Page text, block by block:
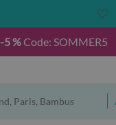
-5 %Code: SOMMER5